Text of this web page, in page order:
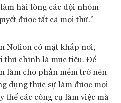
hài lòng các đội nhóm
được tất cả mọi thứ.”
Notion có mặt khắp nơi,
thứ chính là mục tiêu. Để
làm cho phần mềm trở nên
dụng thực sự làm được mọi
thế các công cụ làm việc mà